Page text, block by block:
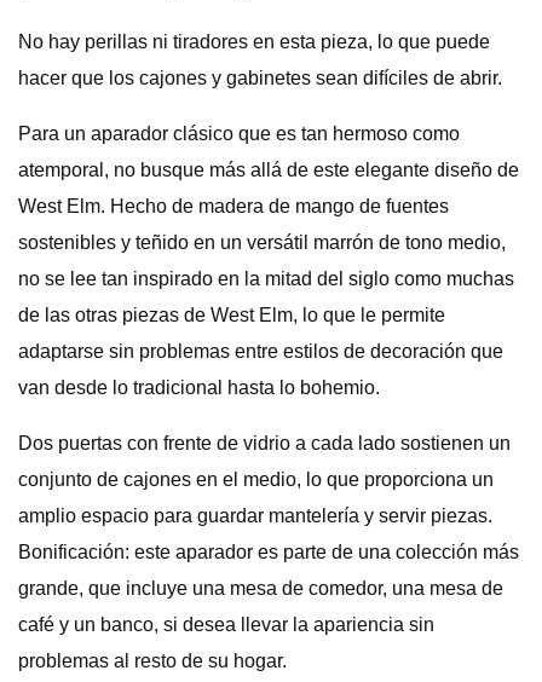
No hay perillas ni tiradores en esta pieza, lo que puede
hacer que los cajones y gabinetes sean difíciles de abrir.
Para un aparador clásico que es tan hermoso como
atemporal, no busque más allá de este elegante diseño de
West Elm. Hecho de madera de mango de fuentes
sostenibles y teñido en un versátil marrón de tono medio,
no se lee tan inspirado en la mitad del siglo como muchas
de las otras piezas de West Elm, lo que le permite
adaptarse sin problemas entre estilos de decoración que
van desde lo tradicional hasta lo bohemio.
Dos puertas con frente de vidrio a cada lado sostienen un
conjunto de cajones en el medio, lo que proporciona un
amplio espacio para guardar mantelería y servir piezas.
Bonificación: este aparador es parte de una colección más
grande, que incluye una mesa de comedor, una mesa de
café y un banco, si desea llevar la apariencia sin
problemas al resto de su hogar.